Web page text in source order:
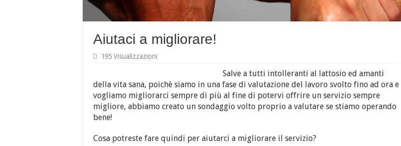
Aiutaci a migliorare!
195 Visualizzazioni
Salve a tutti intolleranti al lattosio ed amanti
della vita sana, poichè siamo in una fase di valutazione del lavoro svolto fino ad ora e
vogliamo migliorarci sempre di più al fine di potervi offrire un servizio sempre
migliore, abbiamo creato un sondaggio volto proprio a valutare se stiamo operando
bene!
Cosa potreste fare quindi per aiutarci a migliorare il servizio?